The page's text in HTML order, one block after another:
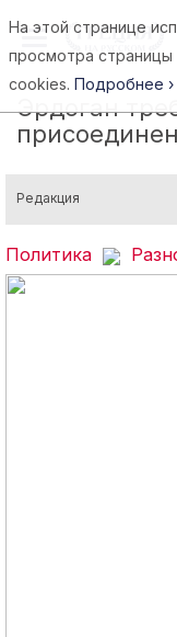
Эрдоган
Редакция
Политика
На этой странице
просмотра страницы
cookies. Подробнее ›